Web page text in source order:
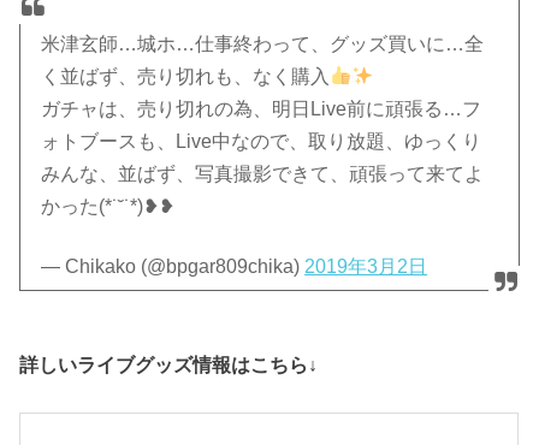
米津玄師…城ホ…仕事終わって、グッズ買いに…全
く並ばず、売り切れも、なく購入
ガチャは、売り切れの為、明日Live前に頑張る…フ
ォトブースも、Live中なので、取り放題、ゆっくり
みんな、並ばず、写真撮影できて、頑張って来てよ
かった(*˙˘˙*)❥❥
— Chikako (@bpgar809chika) 2019年3月2日
詳しいライブグッズ情報はこちら↓